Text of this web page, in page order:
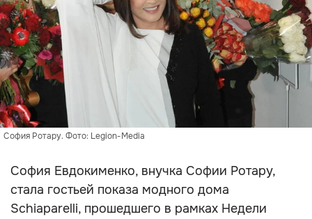
София Ротару. Фото: Legion-Media
София Евдокименко, внучка Софии Ротару,
стала гостьей показа модного дома
Schiaparelli, прошедшего в рамках Недели